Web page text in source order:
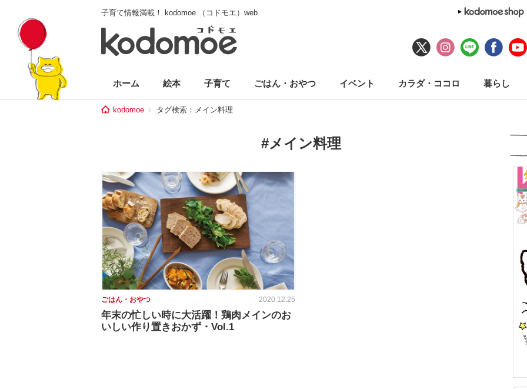
子育て情報満載！ kodomoe （コドモエ）web
ホーム 絵本 子育て ごはん・おやつ イベント カラダ・ココロ 暮らし
kodomoe タグ検索：メイン料理
#メイン料理
ごはん・おやつ 2020.12.25
年末の忙しい時に大活躍！鶏肉メインのお
いしい作り置きおかず・Vol.1